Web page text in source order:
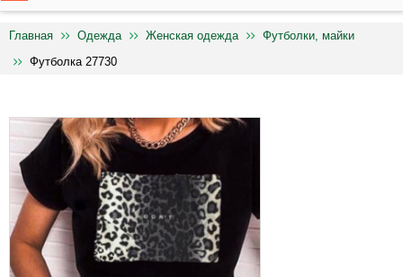
Главная Одежда Женская одежда
Футболки, майки
Футболка 27730